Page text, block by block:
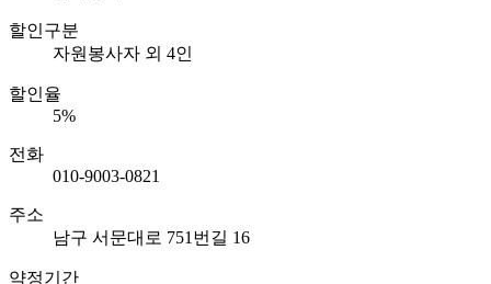
할인구분
자원봉사자 외 4인
할인율
5%
전화
010-9003-0821
주소
남구 서문대로 751번길 16
약정기간